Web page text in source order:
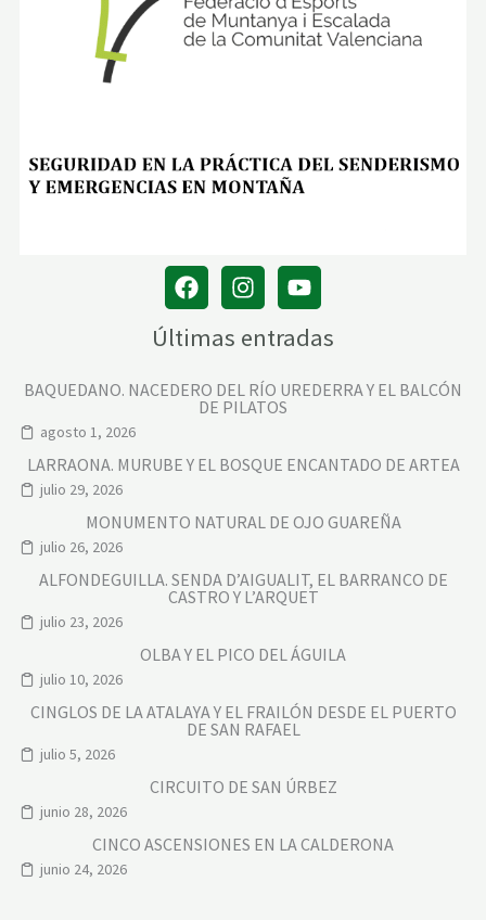
–
C
A
Últimas entradas
BAQUEDANO. NACEDERO DEL RÍO UREDERRA Y EL BALCÓN
DE PILATOS
agosto 1, 2026
LARRAONA. MURUBE Y EL BOSQUE ENCANTADO DE ARTEA
julio 29, 2026
MONUMENTO NATURAL DE OJO GUAREÑA
julio 26, 2026
ALFONDEGUILLA. SENDA D’AIGUALIT, EL BARRANCO DE
CASTRO Y L’ARQUET
julio 23, 2026
OLBA Y EL PICO DEL ÁGUILA
julio 10, 2026
CINGLOS DE LA ATALAYA Y EL FRAILÓN DESDE EL PUERTO
DE SAN RAFAEL
julio 5, 2026
CIRCUITO DE SAN ÚRBEZ
junio 28, 2026
CINCO ASCENSIONES EN LA CALDERONA
junio 24, 2026